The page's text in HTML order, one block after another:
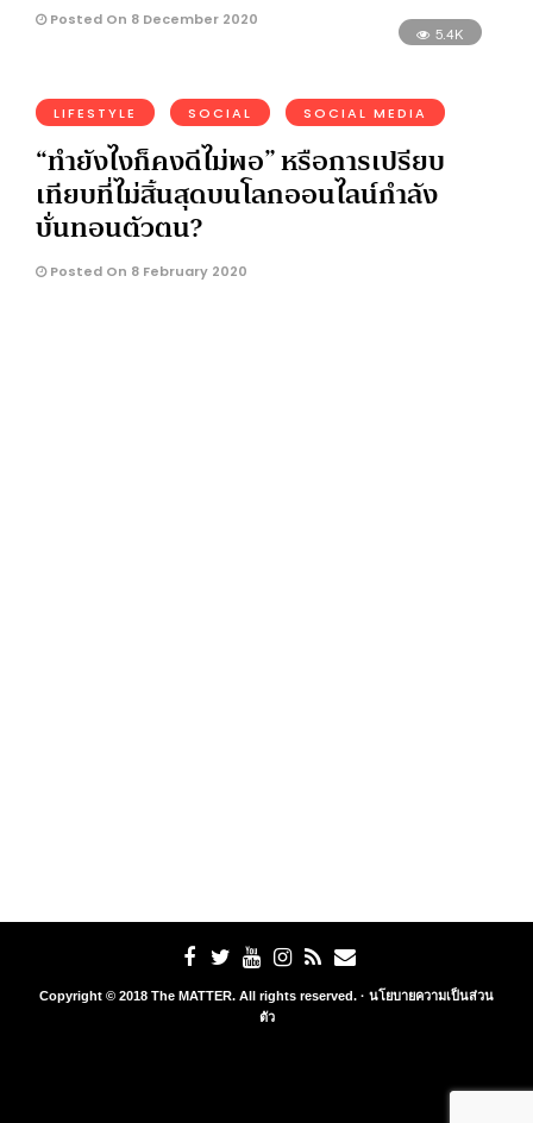
Posted On 8 December 2020
5.4K
LIFESTYLE SOCIAL SOCIAL MEDIA
“ทำยังไงก็คงดีไม่พอ” หรือการเปรียบ
เทียบที่ไม่สิ้นสุดบนโลกออนไลน์กำลัง
บั่นทอนตัวตน?
Posted On 8 February 2020
Copyright © 2018 The MATTER. All rights reserved. · นโยบายความเป็นส่วน
ตัว